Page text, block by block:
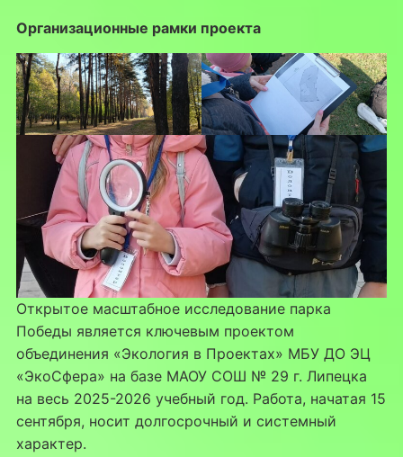
Организационные рамки проекта
Открытое масштабное исследование парка
Победы является ключевым проектом
объединения «Экология в Проектах» МБУ ДО ЭЦ
«ЭкоСфера» на базе МАОУ СОШ № 29 г. Липецка
на весь 2025-2026 учебный год. Работа, начатая 15
сентября, носит долгосрочный и системный
характер.